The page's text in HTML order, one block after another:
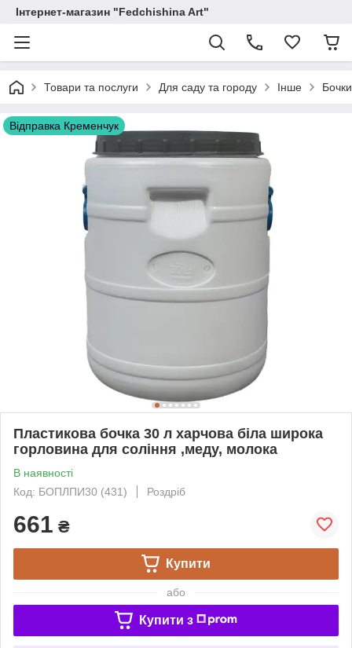
Інтернет-магазин "Fedchishina Art"
Товари та послуги Для саду та городу Інше
Відправка Кременчук
Пластикова бочка 30 л харчова біла широка
горловина для соління ,меду, молока
В наявності
Код: БОПЛПИ30 (431)
Роздріб
661 ₴
Купити
або
Купити з